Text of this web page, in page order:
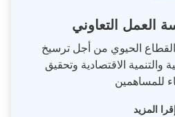
العمل التعاوني
الحيوي من أجل ترسيخ
والتنمية الاقتصادية وتحقيق
للمساهمين
المزيد